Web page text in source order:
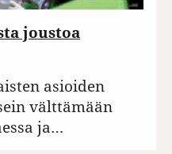
joustoa
asioiden
välttämään
ja…